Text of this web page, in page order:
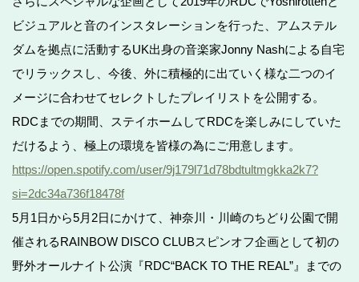
ビジュアルと音のインスタレーションを行った、アムステル
ダムを拠点に活動するUK出身の音楽家Jonny Nashによる自宅
でリラックスし、今後、外に積極的に出ていく様な二つのイ
メージに合わせてセレクトしたプレイリストを公開する。
RDCまでの期間、ステイホームしてRDCを楽しみにしていた
だけるよう、極上の環境を皆様の為にご用意します。
https://open.spotify.com/user/9j179l71d78bdtultmgkka2k7?
si=2dc34a736f18478f
5月1日から5月2日にかけて、神奈川・川崎のちどり公園で開
催されるRAINBOW DISCO CLUBスピンオフ企画として初の
野外オールナイト公演『RDC“BACK TO THE REAL”』までの